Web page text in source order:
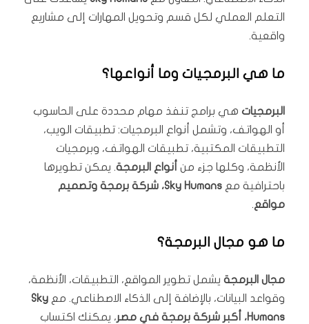
التعلم العملي لكل قسم وتحويل المهارات إلى مشاريع
واقعية.
ما هي البرمجيات وما أنواعها؟
البرمجيات هي برامج تنفذ مهام محددة على الحاسوب
أو الهواتف، وتشمل أنواع البرمجيات: تطبيقات الويب،
التطبيقات المكتبية، تطبيقات الهواتف، وبرمجيات
الأنظمة، وكلها جزء من أنواع البرمجة. يمكن تطويرها
باحترافية مع
Sky Humans، شركة برمجة وتصميم
مواقع.
ما هو مجال البرمجة؟
مجال البرمجة يشمل تطوير المواقع، التطبيقات، الأنظمة،
وقواعد البيانات، بالإضافة إلى الذكاء الاصطناعي. مع Sky
Humans، أكبر شركة برمجة في مصر
، يمكنك اكتساب